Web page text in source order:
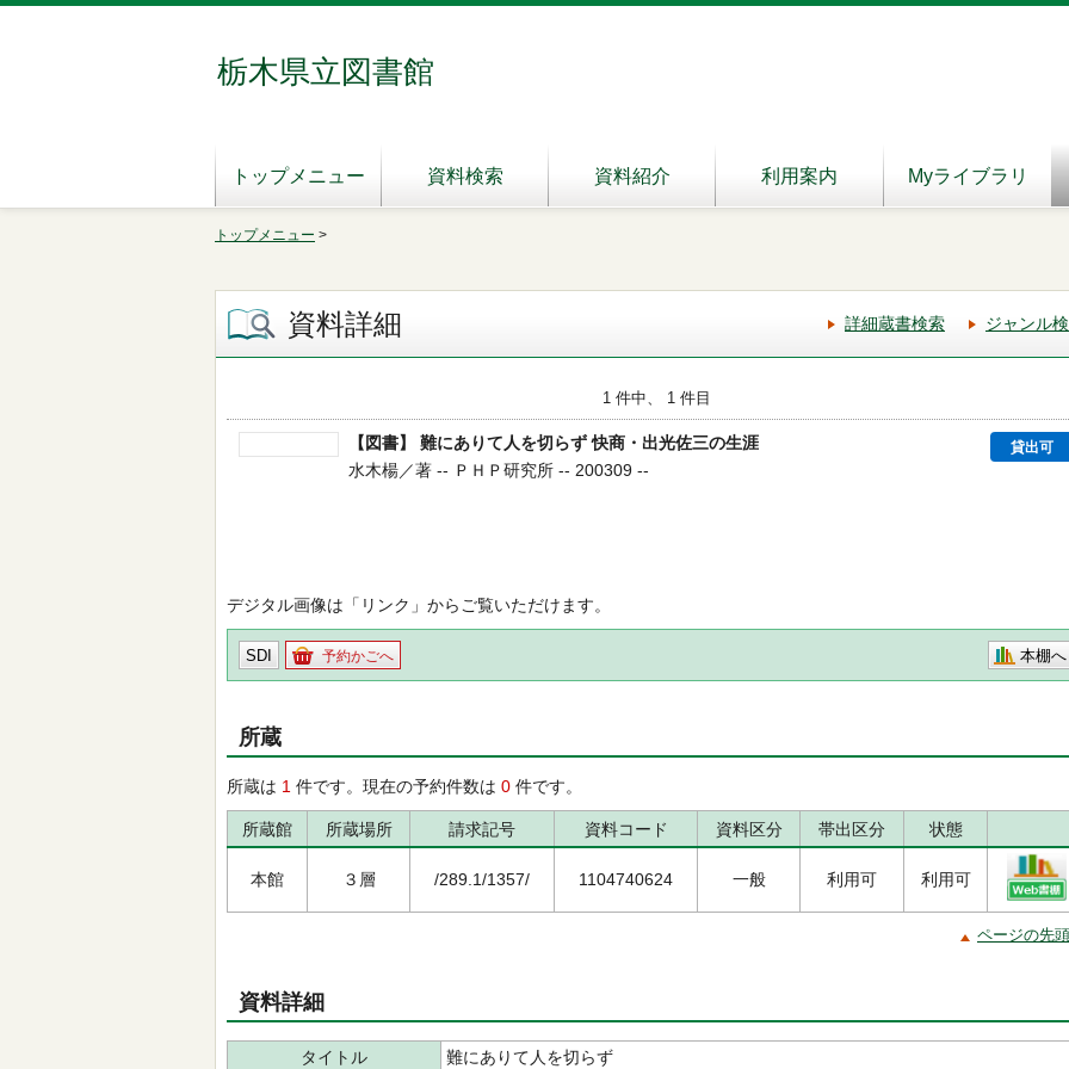
栃木県立図書館
トップメニュー 資料検索 資料紹介 利用案内 Myライブラリ
トップメニュー >
資料詳細 詳細蔵書検索 ジャンル
1 件中、 1 件目
【図書】 難にありて人を切らず 快商・出光佐三の生涯 貸出可
水木楊／著 -- ＰＨＰ研究所 -- 200309 --
デジタル画像は「リンク」からご覧いただけます。
SDI 予約かごへ 本棚へ
所蔵
所蔵は 1 件です。現在の予約件数は 0 件です。
所蔵館 所蔵場所 請求記号 資料コード 資料区分 帯出区分 状態
本館 ３層 /289.1/1357/ 1104740624 一般 利用可 利用可
ページの先
資料詳細
タイトル 難にありて人を切らず